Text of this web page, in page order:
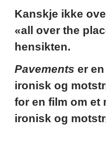
Kanskje ikke
«all over the
hensikten.
Pavements er
ironisk og
for en film om et
ironisk og